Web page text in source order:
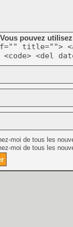
pouvez
title="">
<del
moi de tous les
moi de tous les